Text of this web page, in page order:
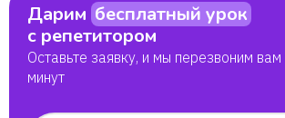
Дарим бесплатный урок
с репетитором
Оставьте заявку, и мы перезвоним
минут